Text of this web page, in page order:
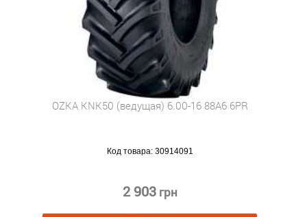
OZKA KNK50 (ведущая) 6.00-16 88A6 6PR
Код товара: 30914091
2 903 грн